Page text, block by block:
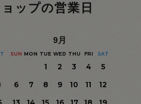
ップの営業日
9月
SUN MON TUE WED THU FRI SAT
1 2 3 4
5
6
7 8 9 10 11
12